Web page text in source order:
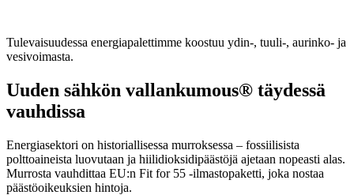
Tulevaisuudessa energiapalettimme koostuu ydin-, tuuli-, aurinko- ja
vesivoimasta.
Uuden sähkön vallankumous® täydessä
vauhdissa
Energiasektori on historiallisessa murroksessa – fossiilisista
polttoaineista luovutaan ja hiilidioksidipäästöjä ajetaan nopeasti alas.
Murrosta vauhdittaa EU:n Fit for 55 -ilmastopaketti, joka nostaa
päästöoikeuksien hintoja.